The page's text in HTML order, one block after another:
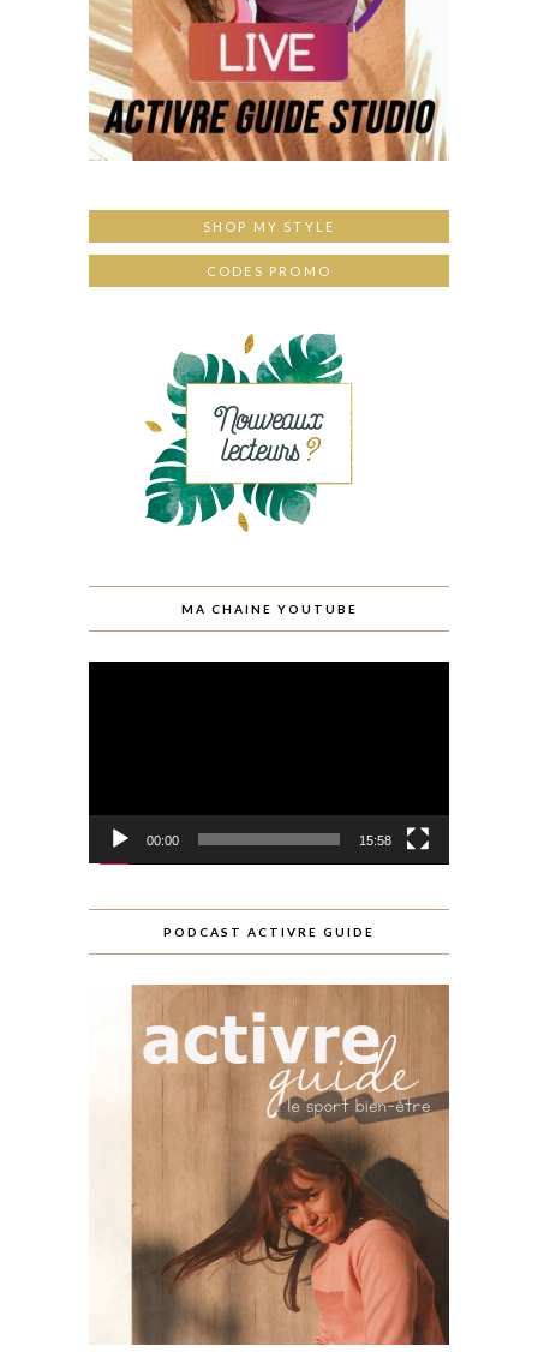
SHOP MY STYLE
CODES PROMO
MA CHAINE YOUTUBE
00:00 15:58
PODCAST ACTIVRE GUIDE